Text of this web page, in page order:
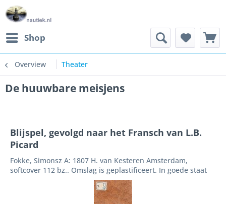
Shop
Overview Theater
De huuwbare meisjens
Blijspel, gevolgd naar het Fransch van L.B.
Picard
Fokke, Simonsz A: 1807 H. van Kesteren Amsterdam,
softcover 112 bz.. Omslag is geplastificeert. In goede staat